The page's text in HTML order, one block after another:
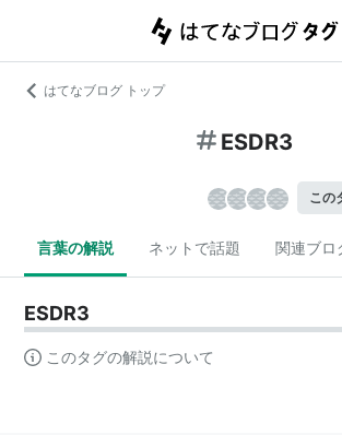
はてなブログ トップ
ESDR3
この
言葉の解説 ネットで話題 関連ブロ
ESDR3
このタグの解説について